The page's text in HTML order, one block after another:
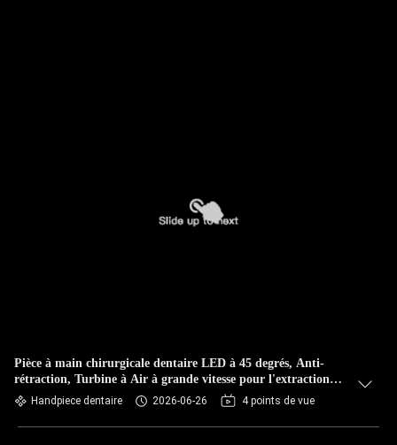
Pièce à main chirurgicale dentaire LED à 45 degrés, Anti-
rétraction, Turbine à Air à grande vitesse pour l'extraction
des dents de sagesse, 2/4 trous
Handpiece dentaire 2026-06-26 4 points de vue